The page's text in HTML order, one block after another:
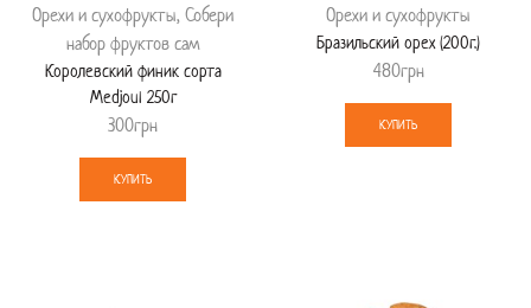
Орехи и сухофрукты, Собери
набор фруктов сам
Королевский финик сорта
Medjoul 250г
300грн
КУПИТЬ
Орехи и сухофрукты
Бразильский орех (200г.)
480грн
КУПИТЬ